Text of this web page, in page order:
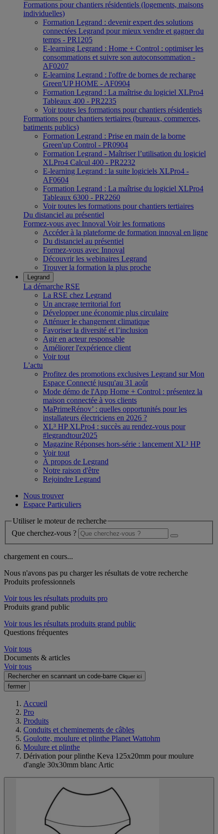
Formations pour chantiers résidentiels (logements, maisons
individuelles)
Formation Legrand : devenir expert des solutions
connectées Legrand pour mieux vendre et gagner du
temps - PR1205
E-learning Legrand : Home + Control : optimiser les
consommations et suivre son autoconsommation -
AF0207
E-learning Legrand : l'offre de bornes de recharge
Green'UP HOME - AF0904
Formation Legrand : La maîtrise du logiciel XLPro4
Tableaux 400 - PR2235
Voir toutes les formations pour chantiers résidentiels
Formations pour chantiers tertiaires (bureaux, commerces,
batiments publics)
Formation Legrand : Prise en main de la borne
Green'up Control - PR0904
Formation Legrand - Maîtriser l’utilisation du logiciel
XLPro4 Calcul 400 - PR2232
E-learning Legrand : la suite logiciels XLPro4 -
AF0604
Formation Legrand : La maîtrise du logiciel XLPro4
Tableaux 6300 - PR2260
Voir toutes les formations pour chantiers tertiaires
Du distanciel au présentiel
Formez-vous avec Innoval Voir les formations
Accéder à la plateforme de formation innoval en ligne
Du distanciel au présentiel
Formez-vous avec Innoval
Découvrir les webinaires Legrand
Trouver la formation la plus proche
Legrand
La démarche RSE
La RSE chez Legrand
Un ancrage territorial fort
Développer une économie plus circulaire
Atténuer le changement climatique
Favoriser la diversité et l’inclusion
Agir en acteur responsable
Améliorer l'expérience client
Voir tout
L’actu
Profitez des promotions exclusives Legrand sur Mon
Espace Connecté jusqu'au 31 août
Mode démo de l'App Home + Control : présentez la
maison connectée à vos clients
MaPrimeRénov’ : quelles opportunités pour les
installateurs électriciens en 2026 ?
XL³ HP XLPro4 : succès au rendez-vous pour
#legrandtour2025
Magazine Réponses hors-série : lancement XL³ HP
Voir tout
À propos de Legrand
Notre raison d'être
Rejoindre Legrand
Nous trouver
Espace Particuliers
Utiliser le moteur de recherche
Que cherchez-vous ?
chargement en cours...
Nous n'avons pas pu charger les résultats de votre recherche
Produits professionnels
Voir tous les résultats produits pro
Produits grand public
Voir tous les résultats produits grand public
Questions fréquentes
Voir tous
Documents & articles
Voir tous
Rechercher en scannant un code-barre Cliquer ici
fermer
Accueil
Pro
Produits
Conduits et cheminements de câbles
Goulotte, moulure et plinthe Planet Wattohm
Moulure et plinthe
Dérivation pour plinthe Keva 125x20mm pour moulure
d'angle 30x30mm blanc Artic